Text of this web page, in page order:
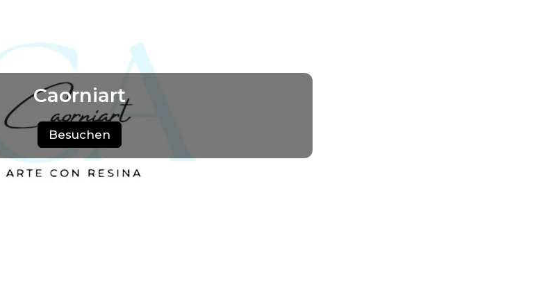
Caorniart
Besuchen